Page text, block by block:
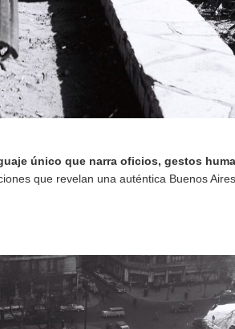
único que narra oficios, gestos
que revelan una auténtica Buenos